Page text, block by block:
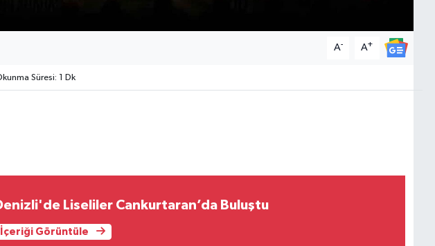
A- A+
Süresi: 1 Dk
Liseliler Cankurtaran’da Buluştu
İçeriği Görüntüle